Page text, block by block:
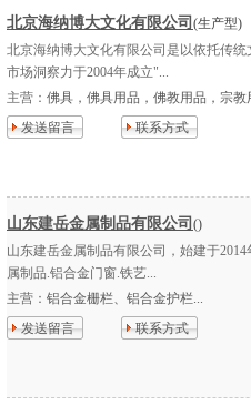
北京海纳博大文化有限公司 (生产型)
北京海纳博大文化有限公司是以依托传
市场洞察力于2004年成立"...
主营： 佛具，佛具用品，佛教用品，宗
发送留言
联系方式
山东建岳金属制品有限公司 ()
山东建岳金属制品有限公司，始建于
属制品.铝合金门窗.铁艺...
主营： 铝合金栅栏、铝合金护栏...
发送留言
联系方式